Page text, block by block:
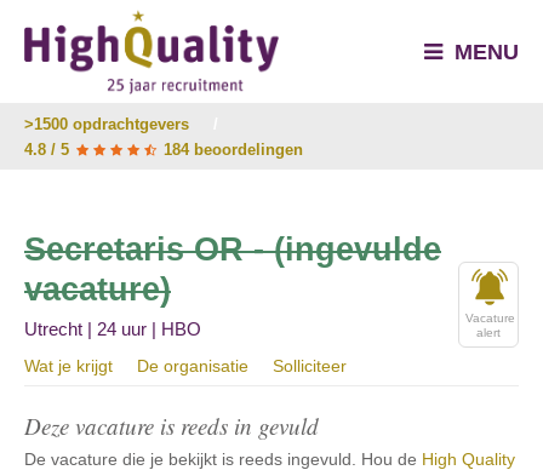
MENU
>1500 opdrachtgevers
4.8 / 5
184 beoordelingen
Secretaris OR - (ingevulde
vacature)
Vacature
alert
Utrecht | 24 uur | HBO
Wat je krijgt De organisatie Solliciteer
Deze vacature is reeds in gevuld
De vacature die je bekijkt is reeds ingevuld. Hou de High Quality